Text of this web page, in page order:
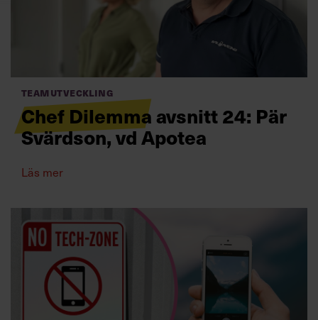
Logga in
Prenumerera
Villkor och policy för
personuppgiftsbehandling
Teamutveckling
Chef Dilemma avsnitt 24: Pär
Svärdson, vd Apotea
Läs mer